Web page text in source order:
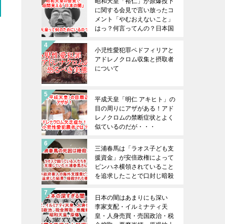
に関する会見で言い放ったコ
メント「やむおえないこと」
はっ？何言ってんの？日本国
小児性愛犯罪ペドフィリアと
アドレノクロム収集と摂取者
について
平成天皇「明仁 アキヒト」の
目の周りにアザがある！アド
レノクロムの禁断症状とよく
似ているのだが・・・
三浦春馬は「ラオス子ども支
援資金」が安倍政権によって
ピンハネ横領されていること
を追求したことで口封じ暗殺
にしてはならない！！日本政
府の腐り具合は想像以上であ
る！
日本の闇はあまりにも深い
李家支配・イルミナティ天
皇・人身売買・売国政治・税